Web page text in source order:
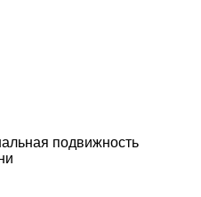
подвижность